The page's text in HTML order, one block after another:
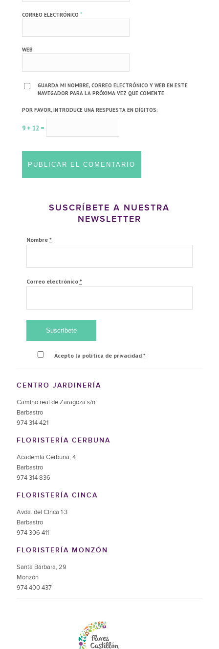
CORREO ELECTRÓNICO*
WEB
GUARDA MI NOMBRE, CORREO ELECTRÓNICO Y WEB EN ESTE
NAVEGADOR PARA LA PRÓXIMA VEZ QUE COMENTE.
POR FAVOR, INTRODUCE UNA RESPUESTA EN DÍGITOS:
9 + 12 =
SUSCRÍBETE A NUESTRA
NEWSLETTER
Nombre *
Correo electrónico *
Acepto la política de privacidad *
CENTRO JARDINERÍA
Camino real de Zaragoza s/n
Barbastro
974 314 421
FLORISTERÍA CERBUNA
Academia Cerbuna, 4
Barbastro
974 314 836
FLORISTERÍA CINCA
Avda. del Cinca 1·3
Barbastro
974 306 411
FLORISTERÍA MONZÓN
Santa Bárbara, 29
Monzón
974 400 437